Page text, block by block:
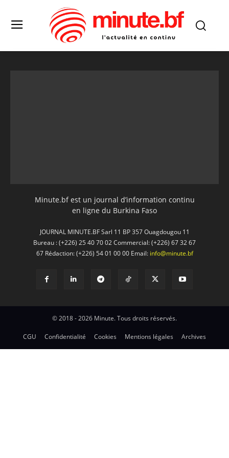
Minute.bf est un journal d’information continu
en ligne du Burkina Faso
JOURNAL MINUTE.BF Sarl 11 BP 357 Ouagdougou 11
Bureau : (+226) 25 40 70 02 Commercial: (+226) 67 32 67
67 Rédaction: (+226) 54 01 00 00 Email: info@minute.bf
© 2018 - 2026 Minute. Tous droits réservés.
CGU Confidentialité Cookies Mentions légales Archives